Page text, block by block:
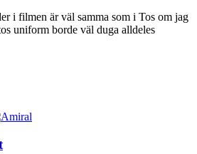
i filmen är väl samma som i Tos om jag
uniform borde väl duga alldeles